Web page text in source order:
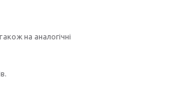
на аналогічні